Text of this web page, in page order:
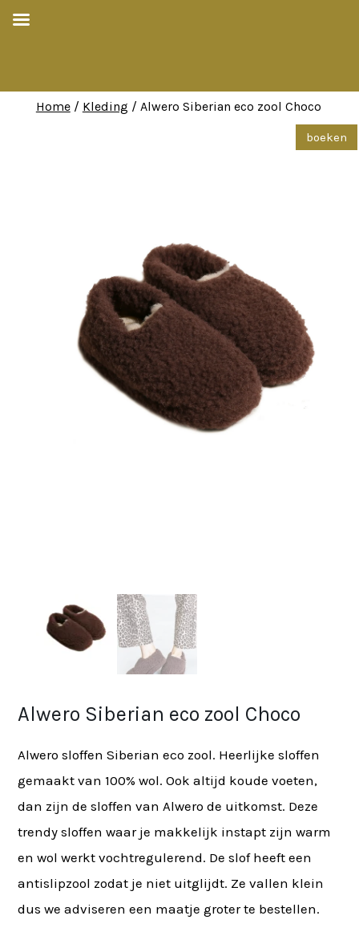
Home/ Kleding / Alwero Siberian eco zool Choco
Alwero Siberian eco zool Choco
Alwero sloffen Siberian eco zool. Heerlijke sloffen
gemaakt van 100% wol. Ook altijd koude voeten,
dan zijn de sloffen van Alwero de uitkomst. Deze
trendy sloffen waar je makkelijk instapt zijn warm
en wol werkt vochtregulerend. De slof heeft een
antislipzool zodat je niet uitglijdt. Ze vallen klein
dus we adviseren een maatje groter te bestellen.